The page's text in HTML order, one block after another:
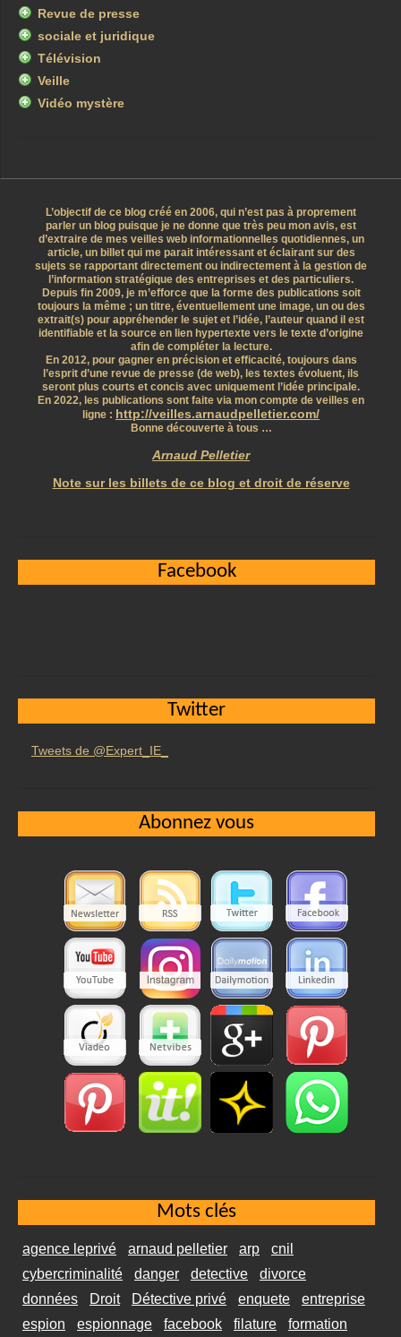
Revue de presse
sociale et juridique
Télévision
Veille
Vidéo mystère
L’objectif de ce blog créé en 2006, qui n’est pas à proprement
parler un blog puisque je ne donne que très peu mon avis, est
d’extraire de mes veilles web informationnelles quotidiennes, un
article, un billet qui me parait intéressant et éclairant sur des
sujets se rapportant directement ou indirectement à la gestion de
l’information stratégique des entreprises et des particuliers.
Depuis fin 2009, je m’efforce que la forme des publications soit
toujours la même ; un titre, éventuellement une image, un ou des
extrait(s) pour appréhender le sujet et l’idée, l’auteur quand il est
identifiable et la source en lien hypertexte vers le texte d’origine
afin de compléter la lecture.
En 2012, pour gagner en précision et efficacité, toujours dans
l’esprit d’une revue de presse (de web), les textes évoluent, ils
seront plus courts et concis avec uniquement l’idée principale.
En 2022, les publications sont faite via mon compte de veilles en
ligne : http://veilles.arnaudpelletier.com/
Bonne découverte à tous …
Arnaud Pelletier
Note sur les billets de ce blog et droit de réserve
Facebook
Twitter
Tweets de @Expert_IE_
Abonnez vous
Mots clés
agence leprivé arnaud pelletier arp
cnil
cybercriminalité
danger detective
divorce
données
Droit Détective privé enquete
entreprise
espion
espionnage facebook filature formation